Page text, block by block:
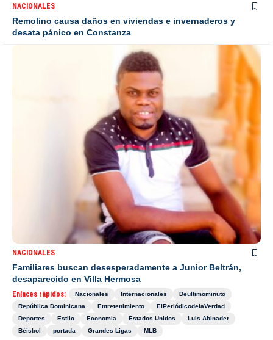
NACIONALES
Remolino causa daños en viviendas e invernaderos y
desata pánico en Constanza
NACIONALES
Familiares buscan desesperadamente a Junior Beltrán,
desaparecido en Villa Hermosa
Enlaces rápidos: Nacionales Internacionales
Deultimominuto
República Dominicana
Entretenimiento
ElPeriódicodelaVerdad
Deportes
Estilo Economía Estados Unidos
Luis Abinader
Béisbol
portada Grandes Ligas MLB